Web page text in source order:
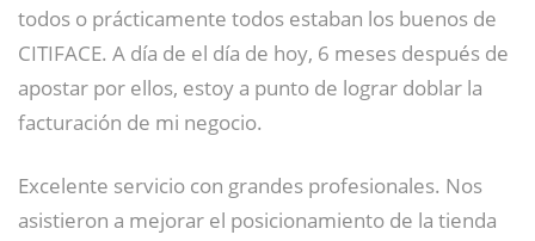
todos o prácticamente todos estaban los buenos de
CITIFACE. A día de el día de hoy, 6 meses después de
apostar por ellos, estoy a punto de lograr doblar la
facturación de mi negocio.
Excelente servicio con grandes profesionales. Nos
asistieron a mejorar el posicionamiento de la tienda